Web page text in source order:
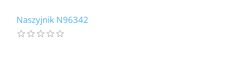
Naszyjnik N96342